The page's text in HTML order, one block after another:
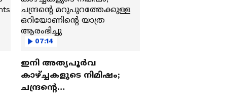
07:14
ഇനി അത്യപൂര്‍വ
കാഴ്ച്ചകളുടെ നിമിഷം;
ചന്ദ്രന്റെ